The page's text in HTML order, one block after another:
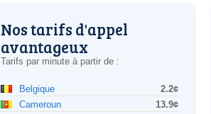
Nos tarifs d'appel
avantageux
Tarifs par minute à partir de :
Belgique
2.2¢
Cameroun
13.9¢